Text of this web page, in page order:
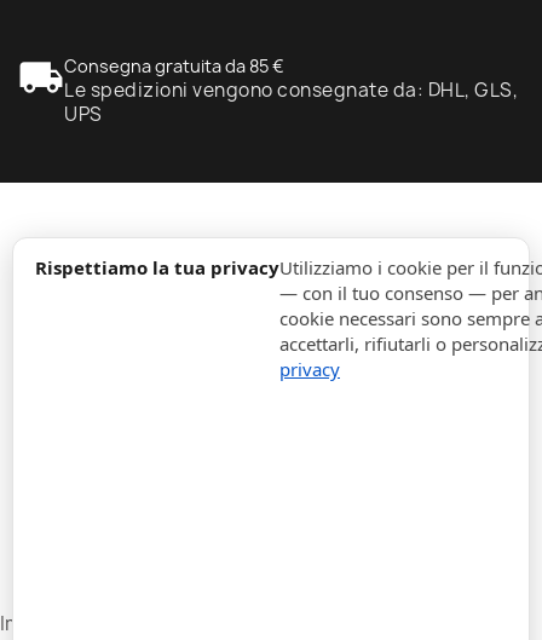
Rispettiamo la tua privacyUtilizziamo i cookie per il
— con il tuo consenso — per
cookie necessari sono
accettarli, rifiutarli o
privacy
local_shippingConsegna gratuita da 85 €
Le spedizioni vengono consegnate da: DHL, GLS,
UPS
expand_more
expand_more
Impostazioni cookie